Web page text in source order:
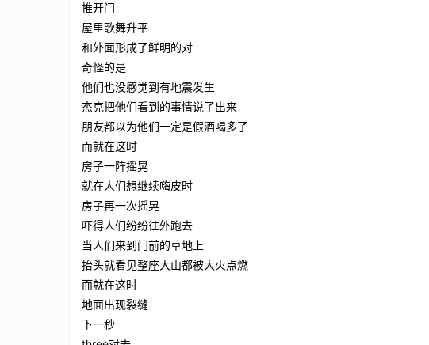
推开门
屋里歌舞升平
和外面形成了鲜明的对
奇怪的是
他们也没感觉到有地震发生
杰克把他们看到的事情说了出来
朋友都以为他们一定是假酒喝多了
而就在这时
房子一阵摇晃
就在人们想继续嗨皮时
房子再一次摇晃
吓得人们纷纷往外跑去
当人们来到门前的草地上
抬头就看见整座大山都被大火点燃
而就在这时
地面出现裂缝
下一秒